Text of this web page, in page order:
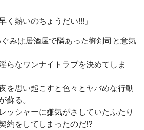
く熱いのちょうだい!!!」
みは居酒屋で隣あった御剣司と意気
らなワンナイトラブを決めてしま
を思い起こすと色々とヤバめな行動
蘇る。
ッシャーに嫌気がさしていたふたり
約をしてしまったのだ!?